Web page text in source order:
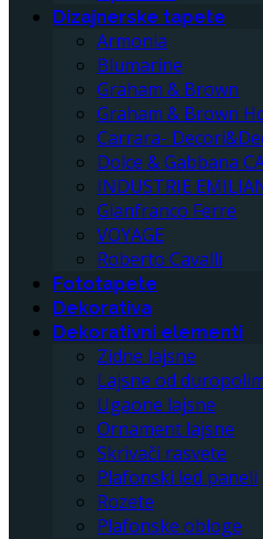
Dizajnerske tapete
Armonia
Blumarine
Graham & Brown
Graham & Brown
Carrara-
Dolce & Gabbana
INDUSTRIE
Gianfranco Ferre
VOYAGE
Roberto Cavalli
Fototapete
Dekorativa
Dekorativni elementi
Zidne lajsne
Lajsne od
Ugaone lajsne
Ornament lajsne
Skrivači rasvete
Plafonski led paneli
Rozete
Plafonske obloge